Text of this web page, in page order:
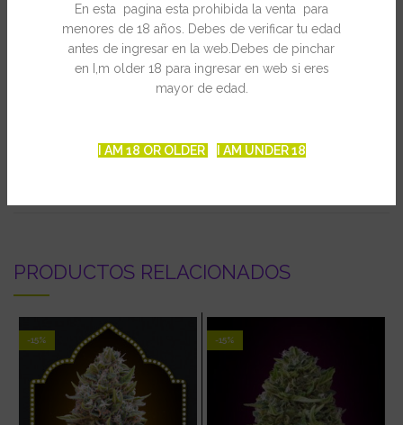
En esta pagina esta prohibida la venta para
menores de 18 años. Debes de verificar tu edad
antes de ingresar en la web.Debes de pinchar
en I,m older 18 para ingresar en web si eres
mayor de edad.
I AM 18 OR OLDER I AM UNDER 18
Floración en interior: 9 semanas
Cosecha en exterior: Finales de septiembre
Producción en interior: 500-600 gr./m2
PRODUCTOS RELACIONADOS
-15% -15%